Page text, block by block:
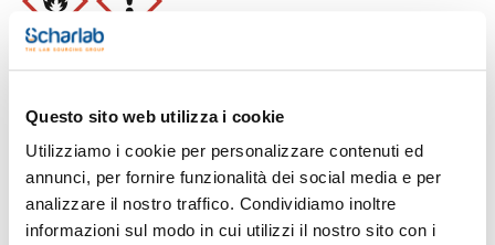
Questo sito web utilizza i cookie
Utilizziamo i cookie per personalizzare contenuti ed
annunci, per fornire funzionalità dei social media e per
analizzare il nostro traffico. Condividiamo inoltre
informazioni sul modo in cui utilizzi il nostro sito con i
Stampa pagina prodotto
Caratteristiche
- Synonyms: Dimethyl ketone, 2-Propanone
- M = 58,08 g/mol
- CAS [67-64-1]
- EINECS-No.: 200-662-2
- Density: 0,79 g/cm3
- Solub. in water: (20 ºC): miscible
Vedi di più